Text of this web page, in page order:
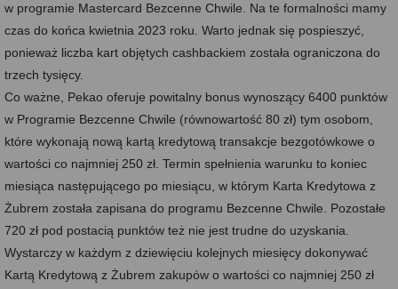
w programie Mastercard Bezcenne Chwile. Na te formalności mamy
czas do końca kwietnia 2023 roku. Warto jednak się pospieszyć,
ponieważ liczba kart objętych cashbackiem została ograniczona do
trzech tysięcy.
Co ważne, Pekao oferuje powitalny bonus wynoszący 6400 punktów
w Programie Bezcenne Chwile (równowartość 80 zł) tym osobom,
które wykonają nową kartą kredytową transakcje bezgotówkowe o
wartości co najmniej 250 zł. Termin spełnienia warunku to koniec
miesiąca następującego po miesiącu, w którym Karta Kredytowa z
Żubrem została zapisana do programu Bezcenne Chwile. Pozostałe
720 zł pod postacią punktów też nie jest trudne do uzyskania.
Wystarczy w każdym z dziewięciu kolejnych miesięcy dokonywać
Kartą Kredytową z Żubrem zakupów o wartości co najmniej 250 zł